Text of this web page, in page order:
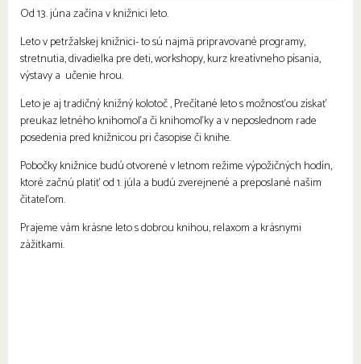
Od 13. júna začína v knižnici leto.
Leto v petržalskej knižnici- to sú najmä pripravované programy,
stretnutia, divadielka pre deti, workshopy, kurz kreatívneho písania,
výstavy a učenie hrou.
Leto je aj tradičný knižný kolotoč , Prečítané leto s možnosťou získať
preukaz letného knihomoľa či knihomoľky a v neposlednom rade
posedenia pred knižnicou pri časopise či knihe.
Pobočky knižnice budú otvorené v letnom režime výpožičných hodín,
ktoré začnú platiť od 1. júla a budú zverejnené a preposlané našim
čitateľom.
Prajeme vám krásne leto s dobrou knihou, relaxom a krásnymi
zážitkami.